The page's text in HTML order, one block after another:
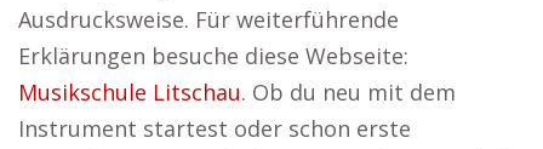
Ausdrucksweise. Für weiterführende
Erklärungen besuche diese Webseite:
Musikschule Litschau. Ob du neu mit dem
Instrument startest oder schon erste